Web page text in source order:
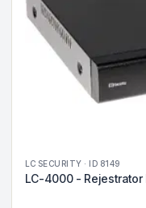
LC SECURITY · ID 8149
LC-4000 - Rejestrator